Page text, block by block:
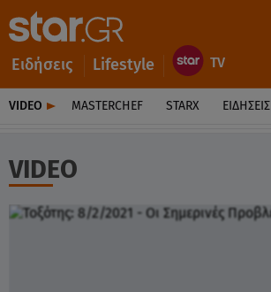
Ειδήσεις Lifestyle
VIDEO MASTERCHEF STARX ΕΙΔΉΣΕΙΣ
VIDEO